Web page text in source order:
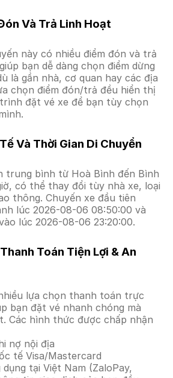
Và Trả Linh Hoạt
này có nhiều điểm đón và trả
bạn dễ dàng chọn điểm dừng
là gần nhà, cơ quan hay các địa
chọn điểm đón/trả đều hiển thị
đặt vé xe để bạn tùy chọn
Và Thời Gian Di Chuyển
trung bình từ Hoà Bình đến Bình
có thể thay đổi tùy nhà xe, loại
thông. Chuyến xe đầu tiên
lúc 2026-08-06 08:50:00 và
lúc 2026-08-06 23:20:00.
Toán Tiện Lợi & An
lựa chọn thanh toán trực
bạn đặt vé nhanh chóng mà
Các hình thức được chấp nhận
nợ nội địa
tế Visa/Mastercard
tại Việt Nam (ZaloPay,